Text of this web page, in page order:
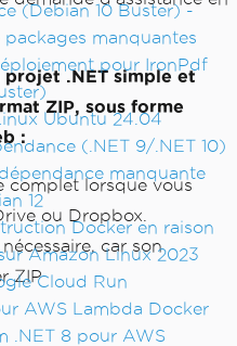
(Debian 10 Buster) -
manquantes
pour IronPdf
Ubuntu 24.04
(.NET 9/.NET 10)
manquante
12
Docker en raison
Amazon Linux 2023
Cloud Run
AWS Lambda Docker
.NET 8 pour AWS
.NET simple et
ZIP, sous forme
:
complet lorsque vous
ou Dropbox.
car son
ZIP